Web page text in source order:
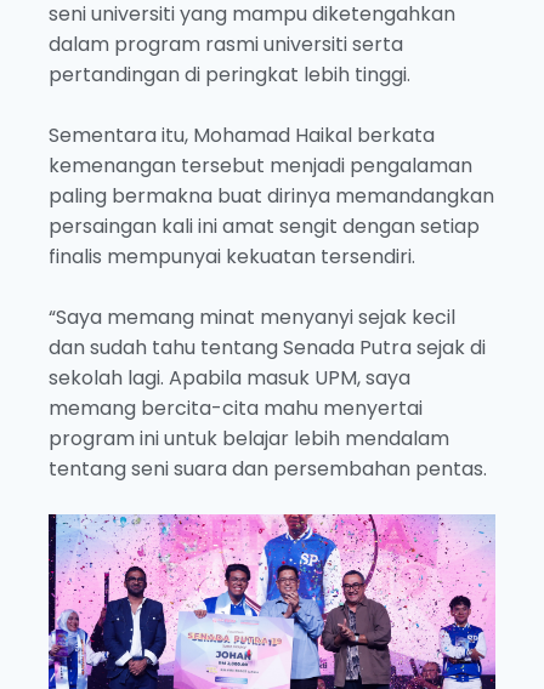
seni universiti yang mampu diketengahkan
dalam program rasmi universiti serta
pertandingan di peringkat lebih tinggi.
Sementara itu, Mohamad Haikal berkata
kemenangan tersebut menjadi pengalaman
paling bermakna buat dirinya memandangkan
persaingan kali ini amat sengit dengan setiap
finalis mempunyai kekuatan tersendiri.
“Saya memang minat menyanyi sejak kecil
dan sudah tahu tentang Senada Putra sejak di
sekolah lagi. Apabila masuk UPM, saya
memang bercita-cita mahu menyertai
program ini untuk belajar lebih mendalam
tentang seni suara dan persembahan pentas.